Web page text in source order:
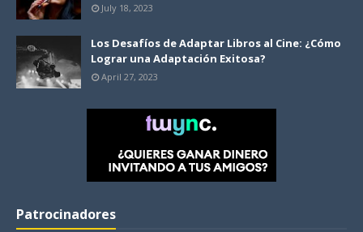
July 18, 2023
Los Desafíos de Adaptar Libros al Cine: ¿Cómo
Lograr una Adaptación Exitosa?
April 27, 2023
Patrocinadores